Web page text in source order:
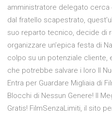
amministratore delegato cerca
dal fratello scapestrato,
suo reparto tecnico, decide di
organizzare un’epica festa di
colpo su un potenziale cliente,
che potrebbe salvare i loro ll
Entra per Guardare Migliaia di
Blocchi di Nessun Genere! ll
Gratis! FilmSenzaLimiti, il sito